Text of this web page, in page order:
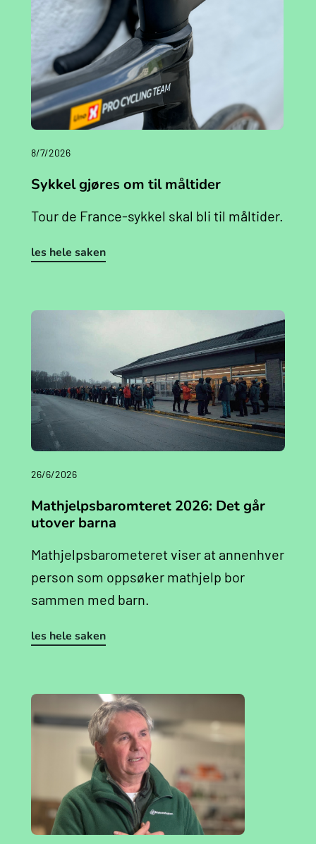
8/7/2026
Sykkel gjøres om til måltider
Tour de France-sykkel skal bli til måltider.
les hele saken
26/6/2026
Mathjelpsbaromteret 2026: Det går
utover barna
Mathjelpsbarometeret viser at annenhver
person som oppsøker mathjelp bor
sammen med barn.
les hele saken